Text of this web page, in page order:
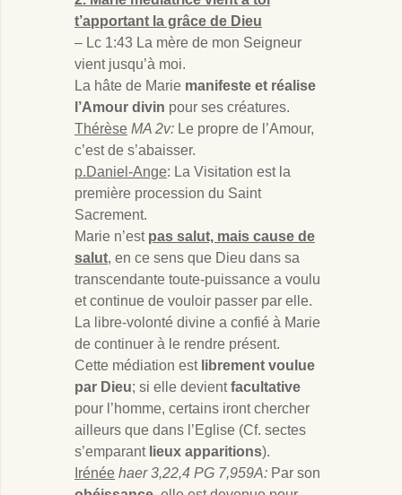
t’apportant la grâce de Dieu
– Lc 1:43 La mère de mon Seigneur
vient jusqu’à moi.
La hâte de Marie manifeste et réalise
l’Amour divin pour ses créatures.
Thérèse MA 2v: Le propre de l’Amour,
c’est de s’abaisser.
p.Daniel-Ange: La Visitation est la
première procession du Saint
Sacrement.
Marie n’est pas salut, mais cause de
salut, en ce sens que Dieu dans sa
transcendante toute-puissance a voulu
et continue de vouloir passer par elle.
La libre-volonté divine a confié à Marie
de continuer à le rendre présent.
Cette médiation est librement voulue
par Dieu; si elle devientfacultative
pour l’homme, certains iront chercher
ailleurs que dans l’Eglise (Cf. sectes
s’emparant lieux apparitions).
Irénée haer 3,22,4 PG 7,959A: Par son